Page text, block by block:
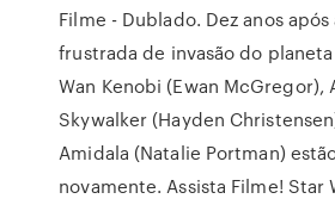
Filme - Dublado. Dez anos
frustrada de invasão do
Wan Kenobi (Ewan McGregor),
Skywalker (Hayden
Amidala (Natalie Portman)
novamente. Assista Filme! Star